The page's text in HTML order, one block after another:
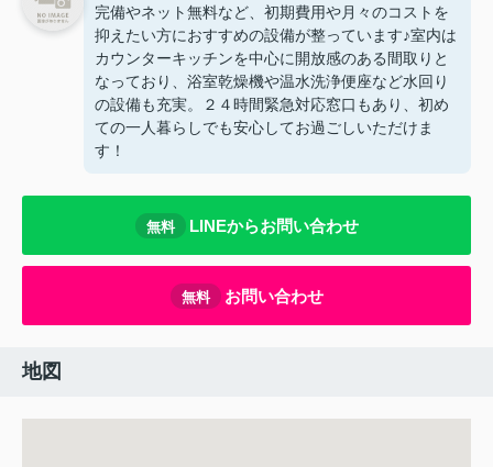
完備やネット無料など、初期費用や月々のコストを
抑えたい方におすすめの設備が整っています♪室内は
カウンターキッチンを中心に開放感のある間取りと
なっており、浴室乾燥機や温水洗浄便座など水回り
の設備も充実。２４時間緊急対応窓口もあり、初め
ての一人暮らしでも安心してお過ごしいただけま
す！
無料 LINEからお問い合わせ
無料 お問い合わせ
地図